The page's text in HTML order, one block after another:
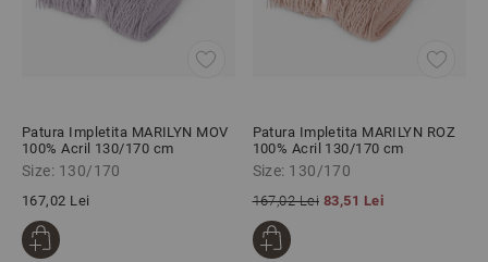
Patura Impletita MARILYN MOV
100% Acril 130/170 cm
Size: 130/170
167,02 Lei
Patura Impletita MARILYN ROZ
100% Acril 130/170 cm
Size: 130/170
167,02 Lei 83,51 Lei